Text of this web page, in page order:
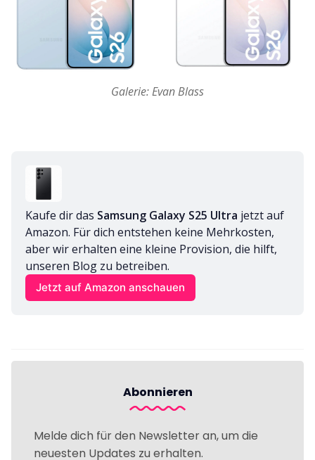
Galerie: Evan Blass
Kaufe dir das Samsung Galaxy S25 Ultra jetzt auf
Amazon. Für dich entstehen keine Mehrkosten,
aber wir erhalten eine kleine Provision, die hilft,
unseren Blog zu betreiben.
Jetzt auf Amazon anschauen
Abonnieren
Melde dich für den Newsletter an, um die
neuesten Updates zu erhalten.